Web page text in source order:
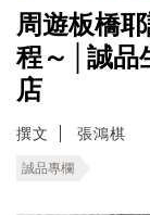
周遊板橋
程～│誠品
店
撰文 張鴻棋
誠品專欄